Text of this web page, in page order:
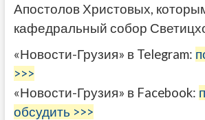
Апостолов Христовых,
кафедральный собор
«Новости-Грузия» в Telegram:
>>>
«Новости-Грузия» в Facebook:
обсудить >>>